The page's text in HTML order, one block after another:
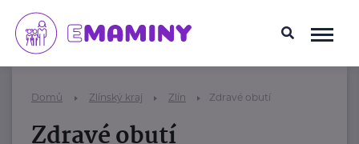
Domů Zlínský kraj Zlín Zdravé obutí